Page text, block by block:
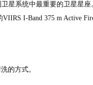
星系统中最重要的卫星星
I-Band 375 m Active
的方式。